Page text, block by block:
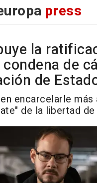
press
la
de
de
encarcelarle más
de la libertad